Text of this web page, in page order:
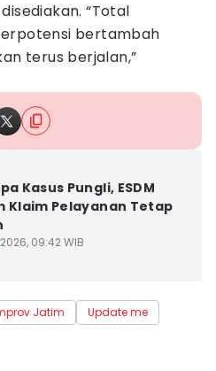
“Total
bertambah
terus berjalan,”
Kasus Pungli, ESDM
Klaim Pelayanan Tetap
09:42 WIB
Jatim Update me